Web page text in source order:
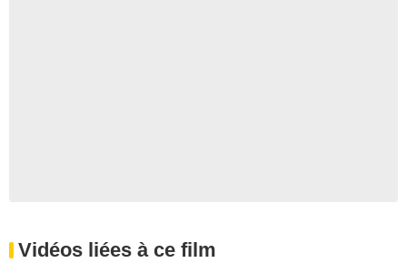
Vidéos liées à ce film